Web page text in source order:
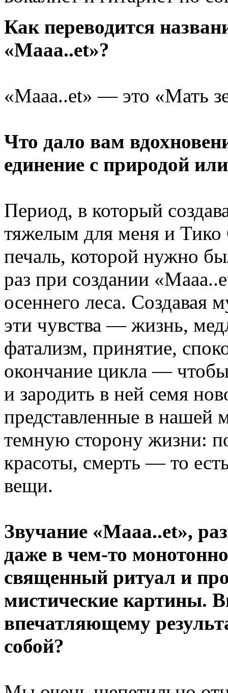
Как переводится
«Maaa..et»?
«Maaa..et» — это «Мать
Что дало вам
единение с природой
Период, в который
тяжелым для меня и Тико
печаль, которой нужно
раз при создании
осеннего леса. Создавая
эти чувства — жизнь,
фатализм, принятие,
окончание цикла —
и зародить в ней семя
представленные в нашей
темную сторону жизни:
красоты, смерть — то
вещи.
Звучание «Maaa..et»,
даже в чем-то
священный ритуал и
мистические картины.
впечатляющему
собой?